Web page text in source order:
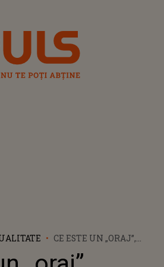
CE ESTE UN „ORAJ”,
CARE A SPERIAT